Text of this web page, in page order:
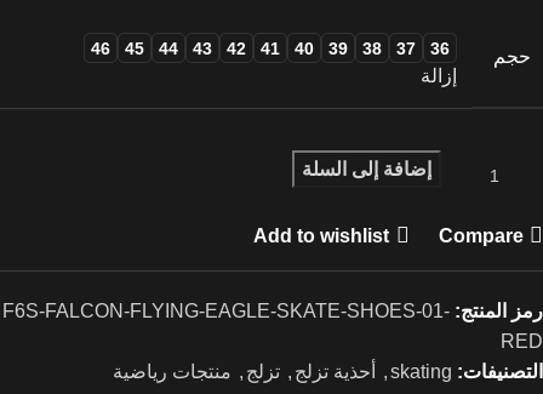
حجم 36
37
38
39
40
41
42
43
44
45
46
إزالة
إضافة إلى السلة
Compare
Add to wishlist
رمز المنتج: F6S-FALCON-FLYING-EAGLE-SKATE-SHOES-01-
RED
التصنيفات: skating
, أحذية تزلج , تزلج , منتجات رياضية